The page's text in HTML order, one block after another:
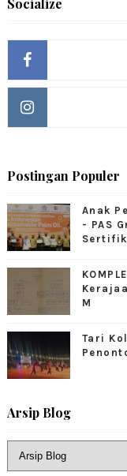
Postingan Populer
Anak
- PAS
M
Tari
Arsip Blog